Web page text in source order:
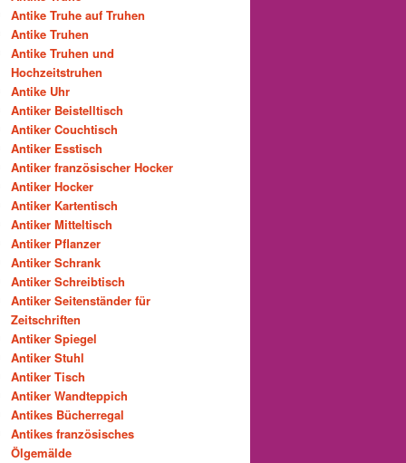
Antike Truhe auf Truhen
Antike Truhen
Antike Truhen und
Hochzeitstruhen
Antike Uhr
Antiker Beistelltisch
Antiker Couchtisch
Antiker Esstisch
Antiker französischer Hocker
Antiker Hocker
Antiker Kartentisch
Antiker Mitteltisch
Antiker Pflanzer
Antiker Schrank
Antiker Schreibtisch
Antiker Seitenständer für
Zeitschriften
Antiker Spiegel
Antiker Stuhl
Antiker Tisch
Antiker Wandteppich
Antikes Bücherregal
Antikes französisches
Ölgemälde